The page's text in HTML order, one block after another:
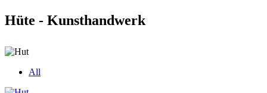
Hüte - Kunsthandwerk
All